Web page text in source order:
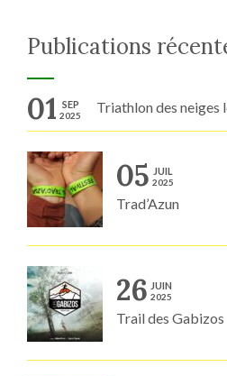
Publications
01 SEP
2025 Triathlon des neiges
05 JUIL
2025
Trad’Azun
26 JUIN
2025
Trail des Gabizos